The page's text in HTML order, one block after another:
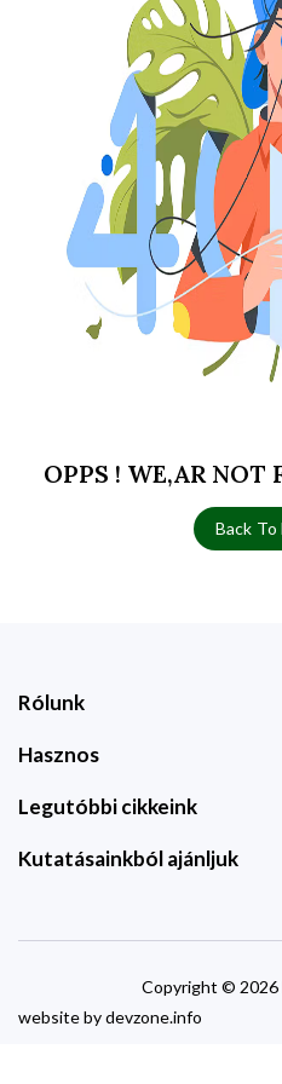
OPPS ! WE,AR NOT
Back To
Rólunk
Hasznos
Legutóbbi cikkeink
Kutatásainkból ajánljuk
Copyright © 2026
website bydevzone.info